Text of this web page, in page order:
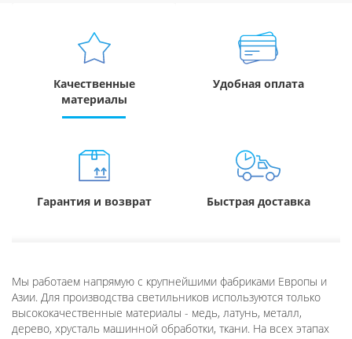
Качественные
материалы
Удобная оплата
Гарантия и возврат Быстрая доставка
Мы работаем напрямую с крупнейшими фабриками Европы и
Азии. Для производства светильников используются только
высококачественные материалы - медь, латунь, металл,
дерево, хрусталь машинной обработки, ткани. На всех этапах